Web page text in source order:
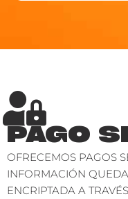
PAGO
OFRECEMOS PAGOS
INFORMACIÓN
ENCRIPTADA A